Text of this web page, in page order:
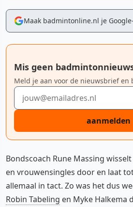
Maak badmintonline.nl je
Mis geen
Meld je aan voor de nieuwsbrief en
E-mailadres
aanmelden
Bondscoach Rune Massing
en vrouwensingles door en laat
allemaal in tact. Zo was het dus
Robin Tabeling en Myke Halkema